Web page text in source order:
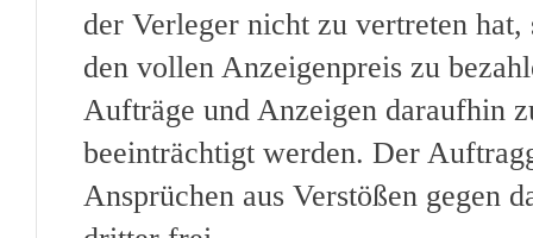
der Verleger nicht zu vertreten
den vollen Anzeigenpreis zu
Aufträge und Anzeigen daraufhin
beeinträchtigt werden. Der
Ansprüchen aus Verstößen gegen